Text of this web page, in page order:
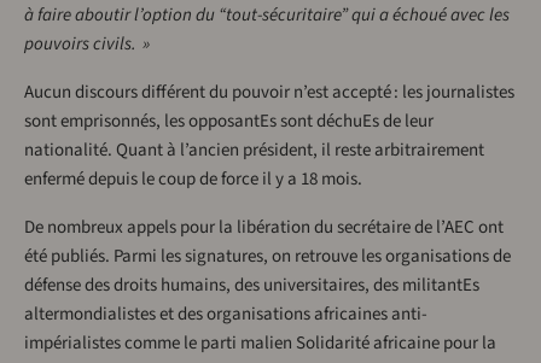
à faire aboutir l’option du “tout-sécuritaire” qui a échoué avec les
pouvoirs civils. »
Aucun discours différent du pouvoir n’est accepté : les journalistes
sont emprisonnés, les opposantEs sont déchuEs de leur
nationalité. Quant à l’ancien président, il reste arbitrairement
enfermé depuis le coup de force il y a 18 mois.
De nombreux appels pour la libération du secrétaire de l’AEC ont
été publiés. Parmi les signatures, on retrouve les organisations de
défense des droits humains, des universitaires, des militantEs
altermondialistes et des organisations africaines anti-
impérialistes comme le parti malien Solidarité africaine pour la